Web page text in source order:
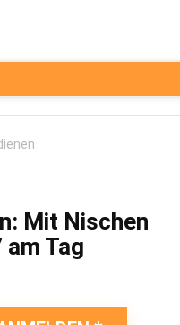
Mit Nischen
Tag